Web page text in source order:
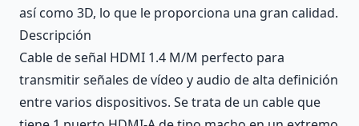
así como 3D, lo que le proporciona una gran calidad.
Descripción
Cable de señal HDMI 1.4 M/M perfecto para
transmitir señales de vídeo y audio de alta definición
entre varios dispositivos. Se trata de un cable que